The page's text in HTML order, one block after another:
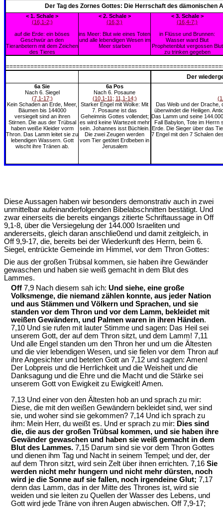
Der Tag des Zornes Gottes: Die Herrschaft des dämonischen
< 1. Schale >
(16,1-2;)
auf die Erde: ein böses
Geschwür an den
Tieranbetern mit dem Zeichen
des Tieres
< 2. Schale >
(16,3;)
ins Meer: Blut wie eines Toten
und alle lebendigen Wesen im
Meer starben
< 3. Schale >
(16,4-7;)
in Flüsse und Brunnen:
Wasser ward Blut
Prophetenblut vergossen Blut
zu trinken gegeben
Der
6a Sie
Nach 6. Siegel
(7,1-17;)
Kein Schaden an Erde, Meer,
Bäumen bis 144000
versiegelt sind an ihren
Stirnen. Die aus der Trübsal
haben weiße Kleider vorm
Thron. Das Lamm leitet sie zu
lebendigen Wassern. Gott
wischt ihre Tränen ab.
6a Pos
Nach 6. Posaune
(10,1-11; 11,1-14;)
Starker Engel mit Wolke: Mit
7. Posaune ist das
Geheimnis Gottes vollendet;
es wird keine Wartezeit mehr
sein. Johannes isst Büchlein.
Die zwei Zeugen werden
vom Tier getötet Erdbeben in
Jerusalem
Das Weib und der Drache,
überwindet die Heiligen.
Das Lamm und seine
Fall Babylon, Tote im
Erde. Die Sieger über das
7 Engel mit den 7 Schalen
Diese Aussagen haben wir besonders demonstrativ auch in zwei
unmittelbar aufeinanderfolgenden Bibelabschnitten bestätigt. Und
zwar einerseits die bereits eingangs zitierte Schriftaussage in Off
9,1-8, über die Versiegelung der 144.000 Israeliten und
andererseits, gleich daran anschlie0end und damit zeitgleich, in
Off 9,9-17, die, bereits bei der Wiederkunft des Herrn, beim 6.
Siegel, entrückte Gemeinde im Himmel, vor dem Thron Gottes:
Die aus der großen Trübsal kommen, sie haben ihre Gewänder
gewaschen und haben sie weiß gemacht in dem Blut des
Lammes.
Off 7,9 Nach diesem sah ich: Und siehe, eine große
Volksmenge, die niemand zählen konnte, aus jeder Nation
und aus Stämmen und Völkern und Sprachen, und sie
standen vor dem Thron und vor dem Lamm, bekleidet mit
weißen Gewändern, und Palmen waren in ihren Händen.
7,10 Und sie rufen mit lauter Stimme und sagen: Das Heil sei
unserem Gott, der auf dem Thron sitzt, und dem Lamm! 7,11
Und alle Engel standen um den Thron her und um die Ältesten
und die vier lebendigen Wesen, und sie fielen vor dem Thron auf
ihre Angesichter und beteten Gott an 7,12 und sagten: Amen!
Der Lobpreis und die Herrlichkeit und die Weisheit und die
Danksagung und die Ehre und die Macht und die Stärke sei
unserem Gott von Ewigkeit zu Ewigkeit! Amen.
7,13 Und einer von den Ältesten hob an und sprach zu mir:
Diese, die mit den weißen Gewändern bekleidet sind, wer sind
sie, und woher sind sie gekommen? 7,14 Und ich sprach zu
ihm: Mein Herr, du weißt es. Und er sprach zu mir: Dies sind
die, die aus der großen Trübsal kommen, und sie haben ihre
Gewänder gewaschen und haben sie weiß gemacht in dem
Blut des Lammes. 7,15 Darum sind sie vor dem Thron Gottes
und dienen ihm Tag und Nacht in seinem Tempel; und der, der
auf dem Thron sitzt, wird sein Zelt über ihnen errichten. 7,16 Sie
werden nicht mehr hungern und nicht mehr dürsten, noch
wird je die Sonne auf sie fallen, noch irgendeine Glut; 7,17
denn das Lamm, das in der Mitte des Thrones ist, wird sie
weiden und sie leiten zu Quellen der Wasser des Lebens, und
Gott wird jede Träne von ihren Augen abwischen. Off 7,9-17;